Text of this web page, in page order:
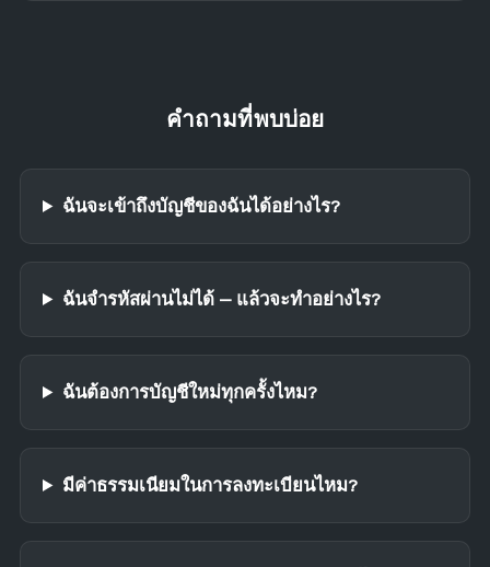
คำถามที่พบบ่อย
ฉันจะเข้าถึงบัญชีของฉันได้อย่างไร?
ฉันจำรหัสผ่านไม่ได้ — แล้วจะทำอย่างไร?
ฉันต้องการบัญชีใหม่ทุกครั้งไหม?
มีค่าธรรมเนียมในการลงทะเบียนไหม?